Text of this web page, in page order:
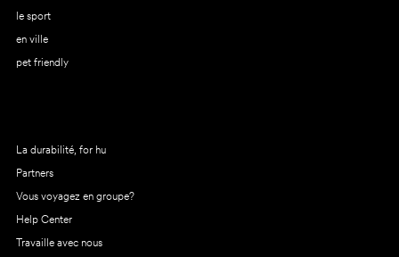
le sport
en ville
pet friendly
La durabilité, for hu
Partners
Vous voyagez en groupe?
Help Center
Travaille avec nous